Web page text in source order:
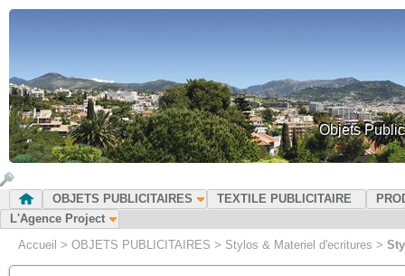
Objets
OBJETS PUBLICITAIRES TEXTILE PUBLICITAIRE
L'Agence Project
Accueil > OBJETS PUBLICITAIRES > Stylos & Materiel d'ecritures >